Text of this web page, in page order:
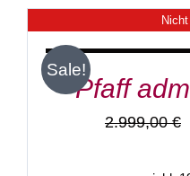
Sale!
Pfaff
2.999,00€